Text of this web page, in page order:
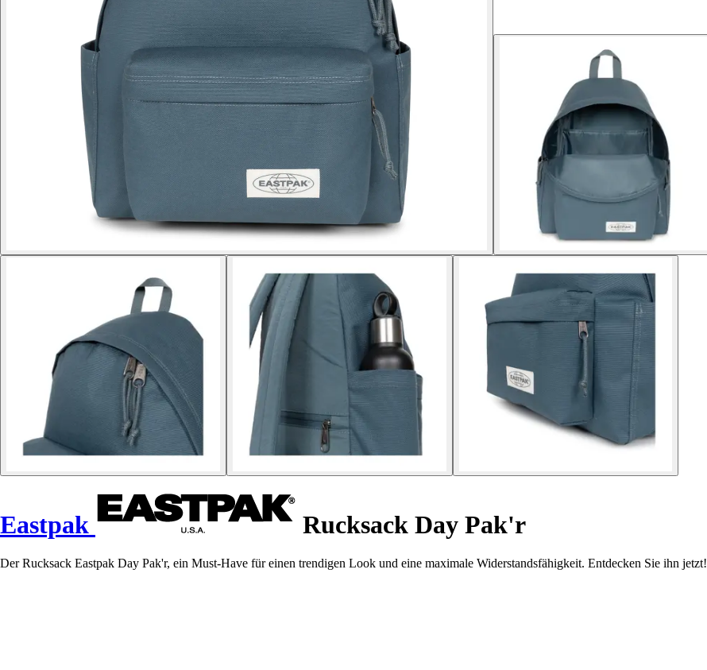
Eastpak Rucksack Day Pak'r
Der Rucksack Eastpak Day Pak'r, ein Must-Have für einen trendigen Look und eine maximale Widerstandsfähigkeit. Entdecken Sie ihn jetzt!